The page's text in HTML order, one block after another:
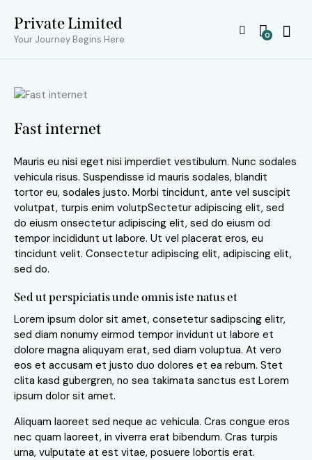
Private Limited
Your Journey Begins Here 0
Fast internet
Mauris eu nisi eget nisi imperdiet vestibulum. Nunc sodales
vehicula risus. Suspendisse id mauris sodales, blandit
tortor eu, sodales justo. Morbi tincidunt, ante vel suscipit
volutpat, turpis enim volutpSectetur adipiscing elit, sed
do eiusm onsectetur adipiscing elit, sed do eiusm od
tempor incididunt ut labore. Ut vel placerat eros, eu
tincidunt velit. Consectetur adipiscing elit, adipiscing elit,
sed do.
Sed ut perspiciatis unde omnis iste natus et
Lorem ipsum dolor sit amet, consetetur sadipscing elitr,
sed diam nonumy eirmod tempor invidunt ut labore et
dolore magna aliquyam erat, sed diam voluptua. At vero
eos et accusam et justo duo dolores et ea rebum. Stet
clita kasd gubergren, no sea takimata sanctus est Lorem
ipsum dolor sit amet.
Aliquam laoreet sed neque ac vehicula. Cras congue eros
nec quam laoreet, in viverra erat bibendum. Cras turpis
urna, vulputate at est vitae, posuere lobortis erat.